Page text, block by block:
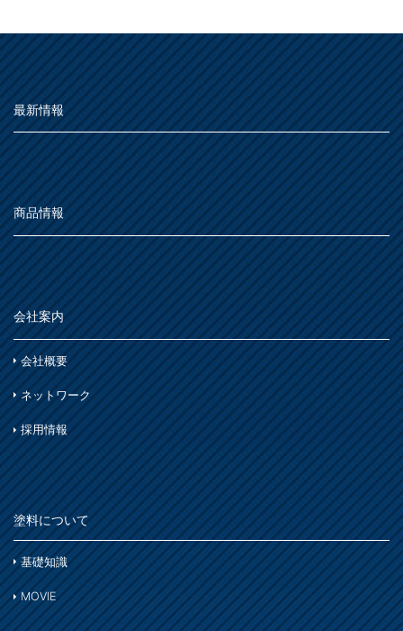
最新情報
商品情報
会社案内
会社概要
ネットワーク
採用情報
塗料について
基礎知識
MOVIE